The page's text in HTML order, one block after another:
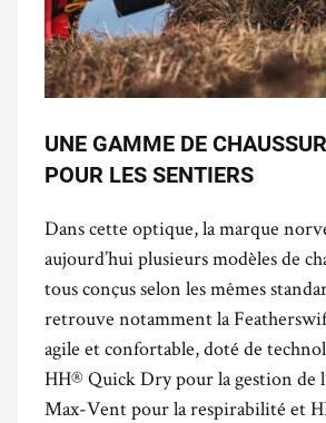
UNE GAMME DE
POUR LES SENTIERS
Dans cette optique, la marque
aujourd’hui plusieurs modèles de
tous conçus selon les mêmes
retrouve notamment la
agile et confortable, doté de
HH® Quick Dry pour la gestion de
Max-Vent pour la respirabilité et